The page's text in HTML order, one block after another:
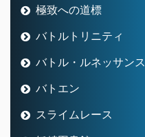
極致への道標
バトルトリニティ
バトル・ルネッサンス
バトエン
スライムレース